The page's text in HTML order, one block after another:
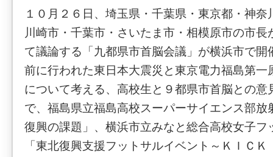
１０月２６日、埼玉県・千葉県・東京都・神
川崎市・千葉市・さいたま市・相模原市の市長
て議論する「九都県市首脳会議」が横浜市で開
前に行われた東日本大震災と東京電力福島第一
について考える、高校生と９都県市首脳との意
で、福島県立福島高校スーパーサイエンス部放
復興の課題」、横浜市立みなと総合高校女子フ
「東北復興支援フットサルイベント～ＫＩＣ